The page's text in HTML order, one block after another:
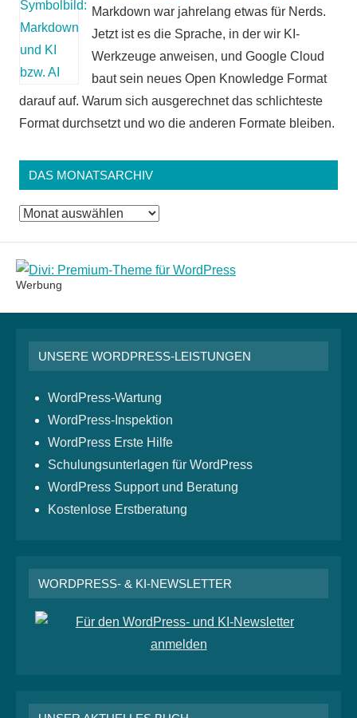
Markdown war jahrelang etwas für Nerds.
Jetzt ist es die Sprache, in der wir KI-
Werkzeuge anweisen, und Google Cloud
baut sein neues Open Knowledge Format
darauf auf. Warum sich ausgerechnet das schlichteste
Format durchsetzt und wo die anderen Formate bleiben.
DAS MONATSARCHIV
Das
Werbung
UNSERE WORDPRESS-LEISTUNGEN
WordPress-Wartung
WordPress-Inspektion
WordPress Erste Hilfe
Schulungsunterlagen für WordPress
WordPress Support und Beratung
Kostenlose Erstberatung
WORDPRESS- & KI-NEWSLETTER